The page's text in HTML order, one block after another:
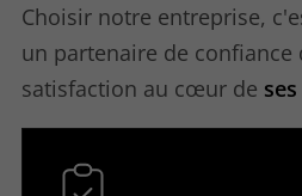
Choisir notre entreprise,
un partenaire de confiance
satisfaction au cœur de